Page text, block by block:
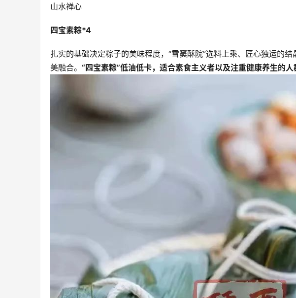
山水禅心
四宝素粽*4
扎实的基础决定粽子的美味程度，“雪窦酥院”选料上乘、匠心独运的
美融合。 “四宝素粽”低油低卡，适合素食主义者以及注重健康养生的人